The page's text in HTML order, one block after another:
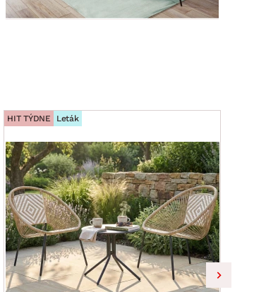
HIT TÝDNE Leták